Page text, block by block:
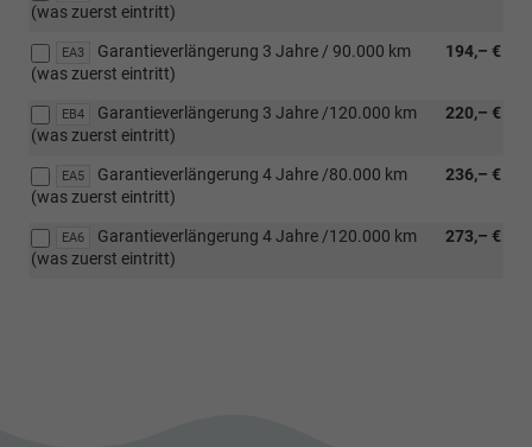
(was zuerst eintritt)
EA3 194,– €
Garantieverlängerung 3 Jahre / 90.000 km
(was zuerst eintritt)
EB4 220,– €
Garantieverlängerung 3 Jahre /120.000 km
(was zuerst eintritt)
EA5 236,– €
Garantieverlängerung 4 Jahre /80.000 km
(was zuerst eintritt)
EA6 273,– €
Garantieverlängerung 4 Jahre /120.000 km
(was zuerst eintritt)